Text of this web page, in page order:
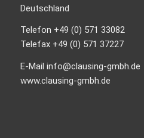
Deutschland
Telefon +49 (0) 571 33082
Telefax +49 (0) 571 37227
E-Mail info@clausing-gmbh.de
www.clausing-gmbh.de